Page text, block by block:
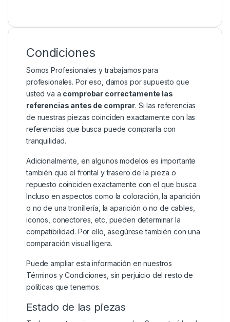
Condiciones
Somos Profesionales y trabajamos para
profesionales. Por eso, damos por supuesto que
usted va a comprobar correctamente las
referencias antes de comprar. Si las referencias
de nuestras piezas coinciden exactamente con las
referencias que busca puede comprarla con
tranquilidad.
Adicionalmente, en algunos modelos es importante
también que el frontal y trasero de la pieza o
repuesto coinciden exactamente con el que busca.
Incluso en aspectos como la coloración, la aparición
o no de una tronillería, la aparición o no de cables,
iconos, conectores, etc, pueden determinar la
compatibilidad. Por ello, asegúrese también con una
comparación visual ligera.
Puede ampliar esta información en nuestros
Términos y Condiciones , sin perjuicio del resto de
políticas que tenemos.
Estado de las piezas